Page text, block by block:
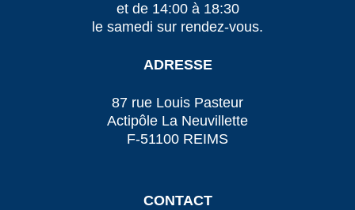
et de 14:00 à 18:30
le samedi sur rendez-vous.
ADRESSE
87 rue Louis Pasteur
Actipôle La Neuvillette
F-51100 REIMS
CONTACT